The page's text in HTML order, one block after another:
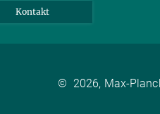
Kontakt
© 2026, Max-